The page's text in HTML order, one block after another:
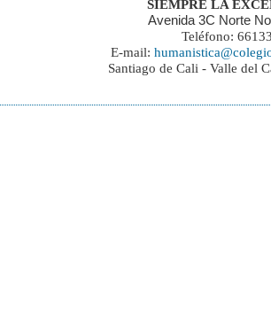
SIEMPRE LA
Avenida 3C Norte
Teléfono:
E-mail:
Santiago de Cali - Valle del